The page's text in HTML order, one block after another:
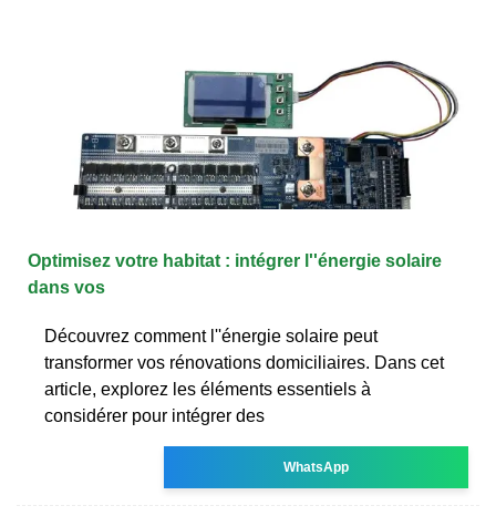
Optimisez votre habitat : intégrer l''énergie solaire
dans vos
Découvrez comment l''énergie solaire peut
transformer vos rénovations domiciliaires. Dans cet
article, explorez les éléments essentiels à
considérer pour intégrer des
WhatsApp